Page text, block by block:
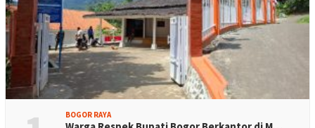
BOGOR RAYA